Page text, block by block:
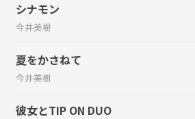
シナモン
今井美樹
夏をかさねて
今井美樹
彼女とTIP ON DUO